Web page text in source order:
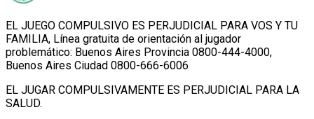
EL JUEGO COMPULSIVO ES PERJUDICIAL PARA VOS Y TU
FAMILIA, Línea gratuita de orientación al jugador
problemático: Buenos Aires Provincia 0800-444-4000,
Buenos Aires Ciudad 0800-666-6006
EL JUGAR COMPULSIVAMENTE ES PERJUDICIAL PARA LA
SALUD.